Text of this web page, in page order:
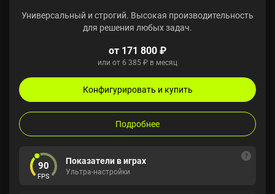
Универсальный и строгий. Высокая производительность
для решения любых задач.
от 171 800 ₽
или от 6 385 ₽ в месяц
Конфигурировать и купить
Подробнее
90
FPS
Показатели в играх
Ультра-настройки